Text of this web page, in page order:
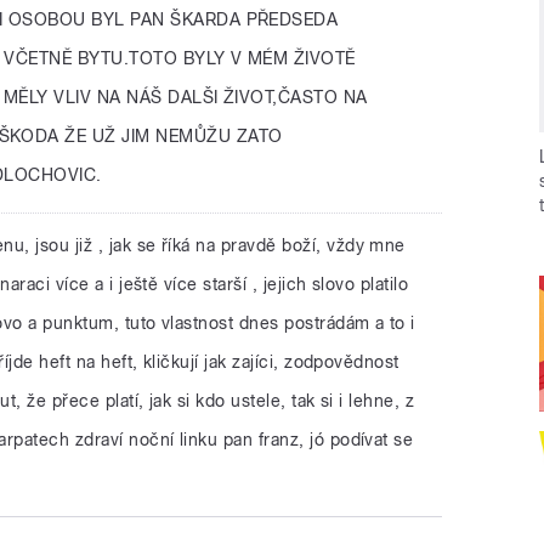
BYL PAN ŠKARDA PŘEDSEDA
BYTU.TOTO BYLY V MÉM ŽIVOTĚ
VLIV NA NÁŠ DALŠI ŽIVOT,ČASTO NA
ŽE UŽ JIM NEMŮŽU ZATO
jsou již , jak se říká na pravdě boží, vždy mne
více a i ještě více starší , jejich slovo platilo
a punktum, tuto vlastnost dnes postrádám a to i
heft na heft, kličkují jak zajíci, zodpovědnost
že přece platí, jak si kdo ustele, tak si i lehne, z
zdraví noční linku pan franz, jó podívat se